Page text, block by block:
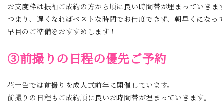
お支度枠は振袖ご成約の方から順に良い時間帯が埋まっていきま
つまり、遅くなればベストな時間でお仕度できず、朝早くになっ
早目のご準備をおすすめします！
③前撮りの日程の優先ご予約
花十色では前撮りを成人式前年に開催しています。
前撮りの日程もご成約順に良いお時間帯が埋まっていきます。